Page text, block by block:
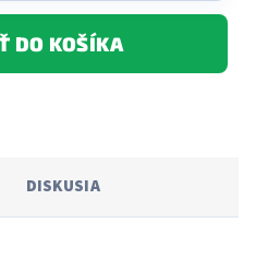
DO KOŠÍKA
DISKUSIA